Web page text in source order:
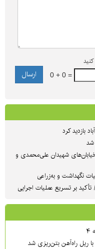
0 + 0 =
شد
شهیدان علی‌محمدی و
نگهداشت و به‌زراعی
بر تسریع عملیات اجرایی